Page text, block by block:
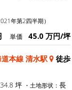
年第2四半期）
単価 45.0 万円/坪
道本線 清水駅
徒歩
34.8 坪 ・土地形状： 長